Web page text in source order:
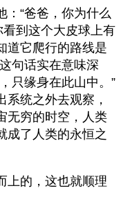
：“爸爸，你为什么
看到这个大皮球上有
道它爬行的路线是
句话实在意味深
只缘身在此山中。”
系统之外去观察，
无穷的时空，人类
成了人类的永恒之
上的，这也就顺理